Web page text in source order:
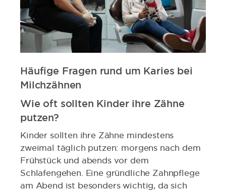
Häufige Fragen rund um Karies bei
Milchzähnen
Wie oft sollten Kinder ihre Zähne
putzen?
Kinder sollten ihre Zähne mindestens
zweimal täglich putzen: morgens nach dem
Frühstück und abends vor dem
Schlafengehen. Eine gründliche Zahnpflege
am Abend ist besonders wichtig, da sich